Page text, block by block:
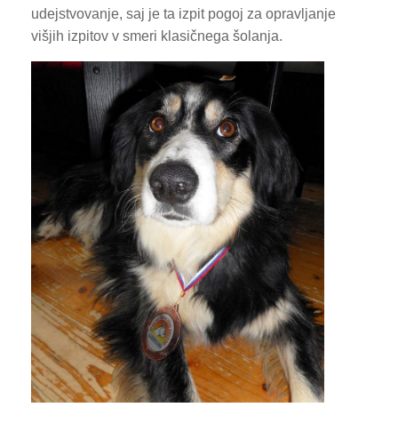
udejstvovanje, saj je ta izpit pogoj za opravljanje
višjih izpitov v smeri klasičnega šolanja.